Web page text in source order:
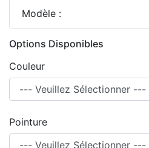
Modèle :
Options Disponibles
Couleur
Pointure